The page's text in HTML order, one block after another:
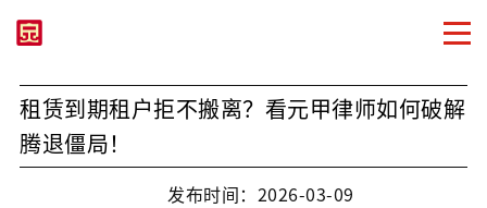
租赁到期租户拒不搬离？看元甲律师如何破解
腾退僵局！
发布时间：2026-03-09